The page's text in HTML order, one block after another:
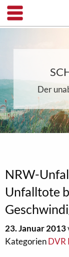
Der
NRW-
Unfalltote
23. Januar 2013
KategorienDVR